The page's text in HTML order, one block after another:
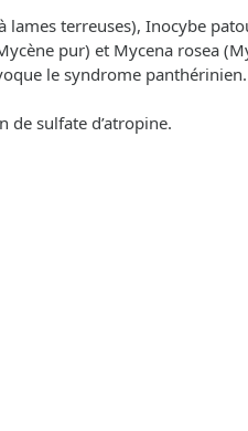
terreuses), Inocybe
pur) et Mycena rosea
le syndrome panthérinien.
de sulfate d’atropine.